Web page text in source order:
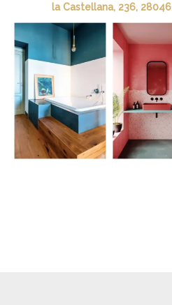
la Castellana, 236, 28046